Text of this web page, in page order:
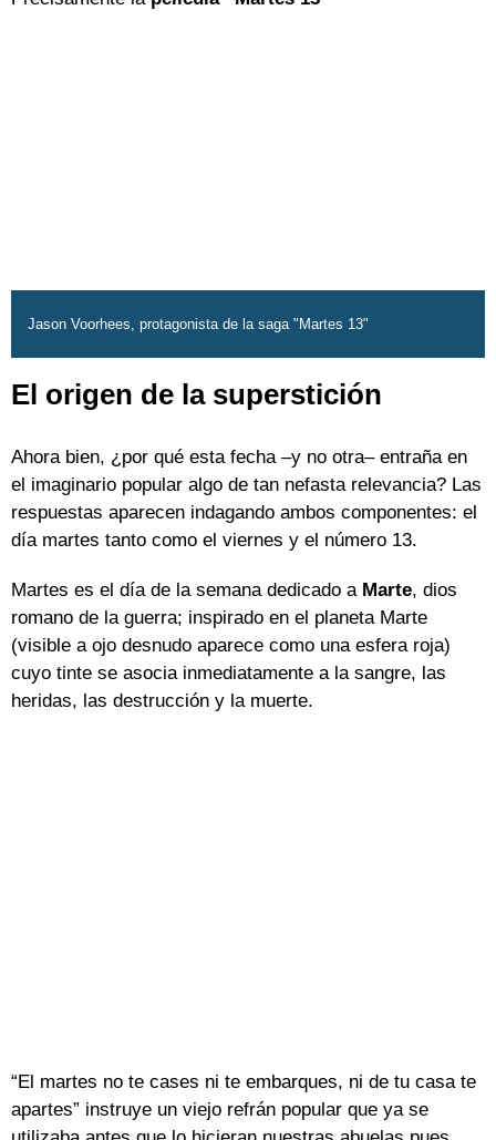
Jason Voorhees, protagonista de la saga "Martes 13"
El origen de la superstición
Ahora bien, ¿por qué esta fecha –y no otra– entraña en
el imaginario popular algo de tan nefasta relevancia? Las
respuestas aparecen indagando ambos componentes: el
día martes tanto como el viernes y el número 13.
Martes es el día de la semana dedicado a Marte, dios
romano de la guerra; inspirado en el planeta Marte
(visible a ojo desnudo aparece como una esfera roja)
cuyo tinte se asocia inmediatamente a la sangre, las
heridas, las destrucción y la muerte.
“El martes no te cases ni te embarques, ni de tu casa te
apartes” instruye un viejo refrán popular que ya se